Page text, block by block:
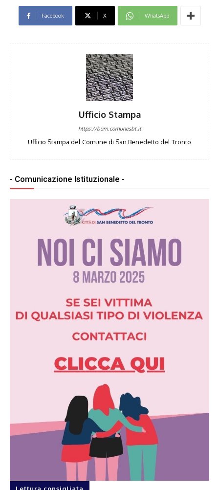
Facebook X WhatsApp
Ufficio Stampa
https://bum.comunesbt.it
Ufficio Stampa del Comune di San Benedetto del Tronto
- Comunicazione Istituzionale -